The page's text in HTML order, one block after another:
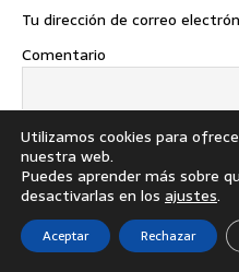
Tu dirección de correo
Comentario
Utilizamos cookies para
nuestra web.
Puedes aprender más sobre
desactivarlas en los ajustes.
Aceptar Rechazar